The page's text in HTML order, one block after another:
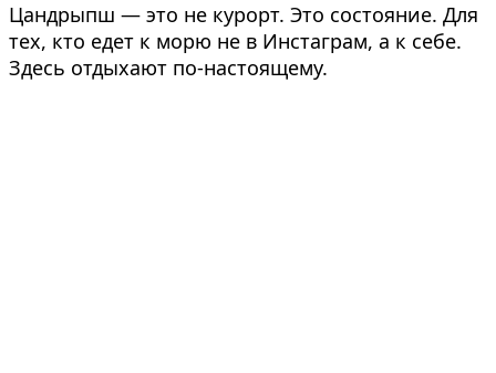
Цандрыпш — это не курорт. Это состояние. Для
тех, кто едет к морю не в Инстаграм, а к себе.
Здесь отдыхают по-настоящему.